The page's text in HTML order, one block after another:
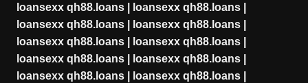
loansexx qh88.loans| loansexx qh88.loans|
loansexx qh88.loans| loansexx qh88.loans|
loansexx qh88.loans| loansexx qh88.loans|
loansexx qh88.loans| loansexx qh88.loans|
loansexx qh88.loans| loansexx qh88.loans|